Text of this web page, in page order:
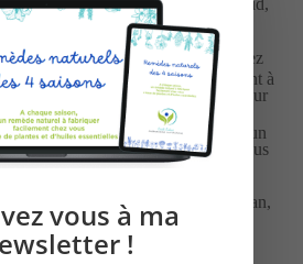
vous protéger du soleil (chapeau,
des photos si vous le souhaitez
en-cas si besoin et pensez également à
partager une infusion préparée sur
yoga, sophro, pilates… : apportez un
ou un plaid pour vous asseoir ou vous
détails pratiques (lieu de RDV, plan,
vous sera envoyé la
vous à ma
!